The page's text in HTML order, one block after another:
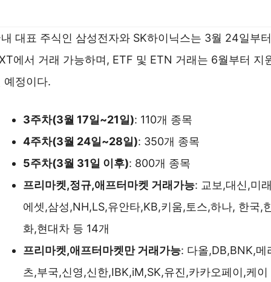
대표 주식인 삼성전자와 SK하이닉스는 3월 24일부터
에서 거래 가능하며, ETF 및 ETN 거래는 6월부터 지
예정이다.
3주차(3월 17일~21일): 110개 종목
4주차(3월 24일~28일): 350개 종목
5주차(3월 31일 이후): 800개 종목
프리마켓,정규,애프터마켓 거래가능: 교보,대신,미
에셋,삼성,NH,LS,유안타,KB,키움,토스,하나, 한국,
화,현대차 등 14개
프리마켓,애프터마켓만 거래가능: 다올,DB,BNK,메
츠,부국,신영,신한,IBK,iM,SK,유진,카카오페이,케이